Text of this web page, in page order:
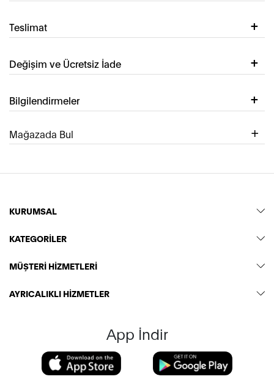
Teslimat
Değişim ve Ücretsiz İade
Bilgilendirmeler
Mağazada Bul
KURUMSAL
KATEGORİLER
MÜŞTERİ HİZMETLERİ
AYRICALIKLI HİZMETLER
App İndir